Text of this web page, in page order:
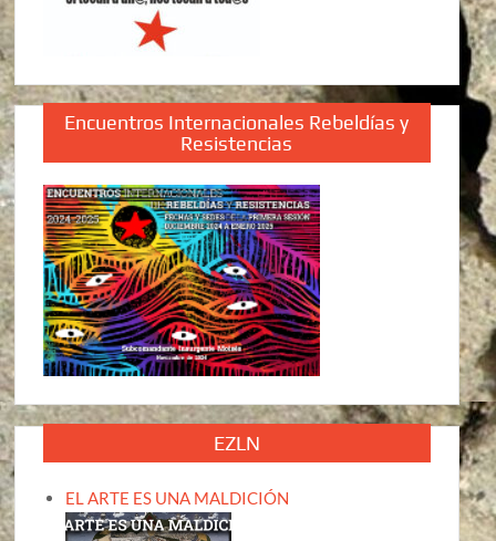
Encuentros Internacionales Rebeldías y
Resistencias
EZLN
EL ARTE ES UNA MALDICIÓN